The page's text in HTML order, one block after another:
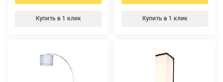
Купить в 1 клик Купить в 1 клик